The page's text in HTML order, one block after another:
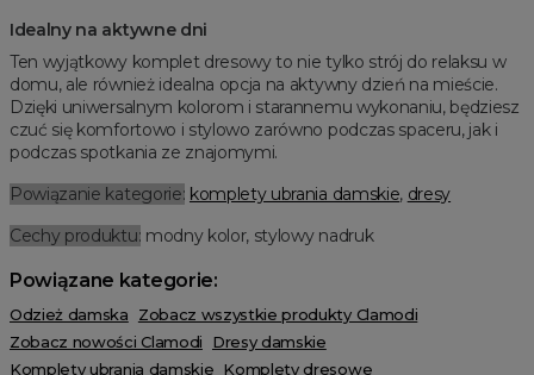
Idealny na aktywne dni
Ten wyjątkowy komplet dresowy to nie tylko strój do relaksu w
domu, ale również idealna opcja na aktywny dzień na mieście.
Dzięki uniwersalnym kolorom i starannemu wykonaniu, będziesz
czuć się komfortowo i stylowo zarówno podczas spaceru, jak i
podczas spotkania ze znajomymi.
Powiązanie kategorie: komplety ubrania damskie, dresy
Cechy produktu: modny kolor, stylowy nadruk
Powiązane kategorie:
Odzież damska
Zobacz wszystkie produkty Clamodi
Zobacz nowości Clamodi
Dresy damskie
Komplety ubrania damskie Komplety dresowe